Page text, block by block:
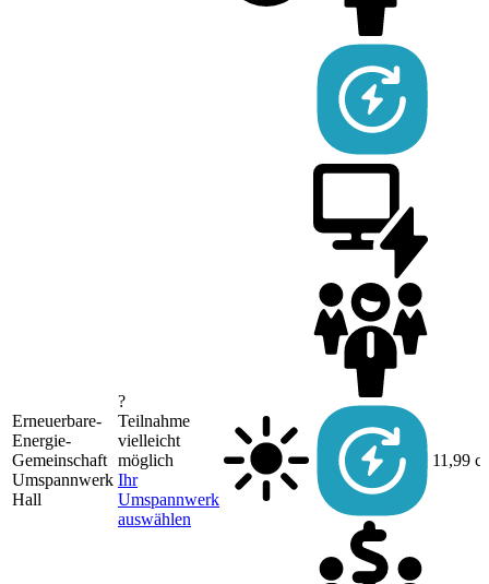
Erneuerbare-
Energie-
Gemeinschaft
Umspannwerk
Hall
?
Teilnahme
vielleicht
möglich
Ihr
Umspannwerk
auswählen
11,99